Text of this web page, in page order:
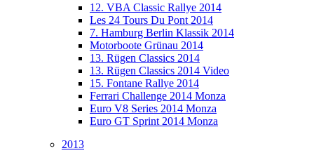
12. VBA Classic Rallye 2014
Les 24 Tours Du Pont 2014
7. Hamburg Berlin Klassik 2014
Motorboote Grünau 2014
13. Rügen Classics 2014
13. Rügen Classics 2014 Video
15. Fontane Rallye 2014
Ferrari Challenge 2014 Monza
Euro V8 Series 2014 Monza
Euro GT Sprint 2014 Monza
2013